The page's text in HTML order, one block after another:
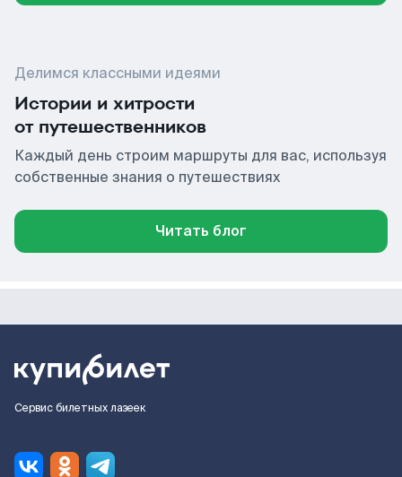
Делимся классными идеями
Истории и хитрости
от путешественников
Каждый день строим маршруты для вас, используя
собственные знания о путешествиях
Читать блог
Сервис билетных лазеек